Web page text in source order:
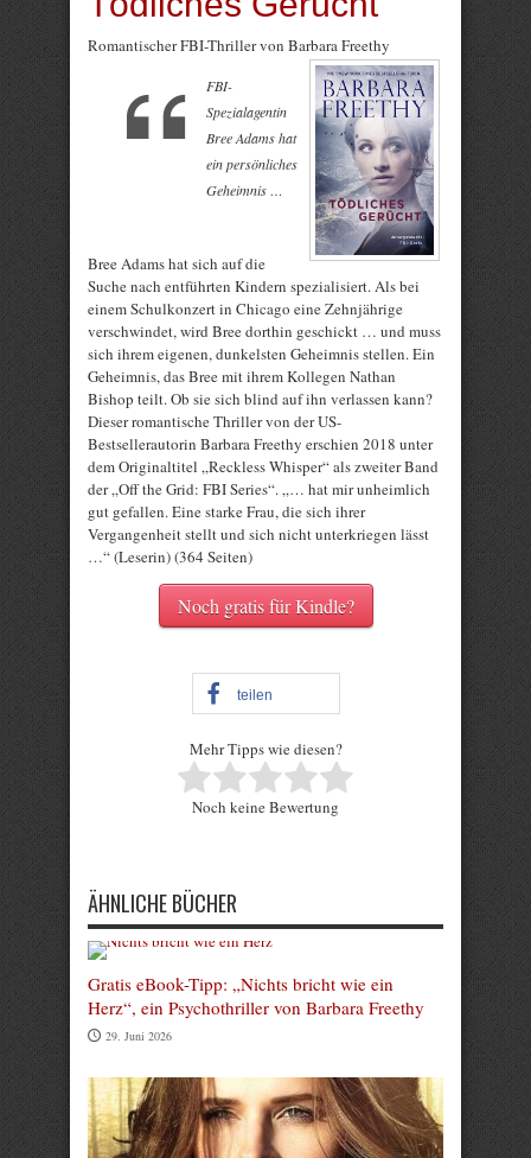
Romantischer FBI-Thriller von Barbara Freethy
FBI-
Spezialagentin
Bree Adams hat
ein persönliches
Geheimnis …
Bree Adams hat sich auf die
Suche nach entführten Kindern spezialisiert. Als bei
einem Schulkonzert in Chicago eine Zehnjährige
verschwindet, wird Bree dorthin geschickt … und muss
sich ihrem eigenen, dunkelsten Geheimnis stellen. Ein
Geheimnis, das Bree mit ihrem Kollegen Nathan
Bishop teilt. Ob sie sich blind auf ihn verlassen kann?
Dieser romantische Thriller von der US-
Bestsellerautorin Barbara Freethy erschien 2018 unter
dem Originaltitel „Reckless Whisper“ als zweiter Band
der „Off the Grid: FBI Series“. „… hat mir unheimlich
gut gefallen. Eine starke Frau, die sich ihrer
Vergangenheit stellt und sich nicht unterkriegen lässt
…“ (Leserin) (364 Seiten)
Noch gratis für Kindle?
teilen
Mehr Tipps wie diesen?
Rate this item:
Noch keine Bewertung
ÄHNLICHE BÜCHER
Gratis eBook-Tipp: „Nichts bricht wie ein
Herz“, ein Psychothriller von Barbara Freethy
29. Juni 2026